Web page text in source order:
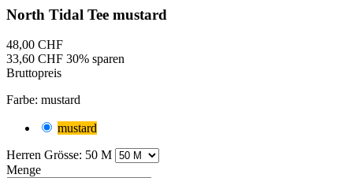
North Tidal Tee mustard
48,00 CHF
33,60 CHF 30% sparen
Bruttopreis
Farbe: mustard
mustard
Herren Grösse: 50 M
Menge